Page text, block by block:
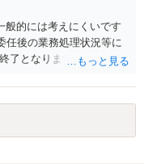
般的には考えにくいです
任後の業務処理状況等に
了となりますが、参考に